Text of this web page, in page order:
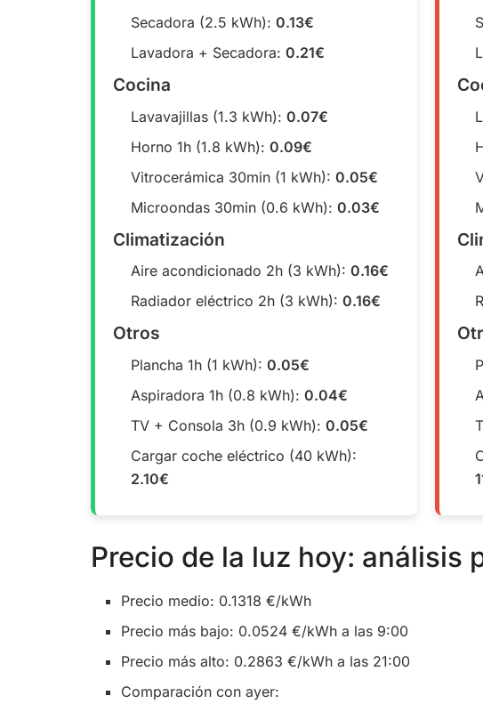
Secadora (2.5 kWh): 0.13€
Lavadora + Secadora: 0.21€
Cocina
Lavavajillas (1.3 kWh): 0.07€
Horno 1h (1.8 kWh): 0.09€
Vitrocerámica 30min (1 kWh): 0.05€
Microondas 30min (0.6 kWh): 0.03€
Climatización
Aire acondicionado 2h (3 kWh): 0.16€
Radiador eléctrico 2h (3 kWh): 0.16€
Otros
Plancha 1h (1 kWh): 0.05€
Aspiradora 1h (0.8 kWh): 0.04€
TV + Consola 3h (0.9 kWh): 0.05€
Cargar coche eléctrico (40 kWh):
2.10€
Precio de la luz hoy: análisis
Precio medio: 0.1318 €/kWh
Precio más bajo: 0.0524 €/kWh a las 9:00
Precio más alto: 0.2863 €/kWh a las 21:00
Comparación con ayer: